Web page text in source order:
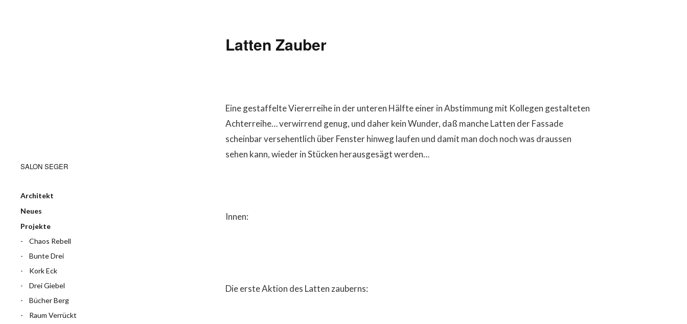
SALON SEGER
Architekt
Neues
Projekte
Chaos Rebell
Bunte Drei
Kork Eck
Drei Giebel
Bücher Berg
Raum Verrückt
Latten Zauber
Eine gestaffelte Viererreihe in der unteren Hälfte einer in Abstimmung mit Kollegen gestalteten
Achterreihe… verwirrend genug, und daher kein Wunder, daß manche Latten der Fassade
scheinbar versehentlich über Fenster hinweg laufen und damit man doch noch was draussen
sehen kann, wieder in Stücken herausgesägt werden…
Innen:
Die erste Aktion des Latten zauberns: